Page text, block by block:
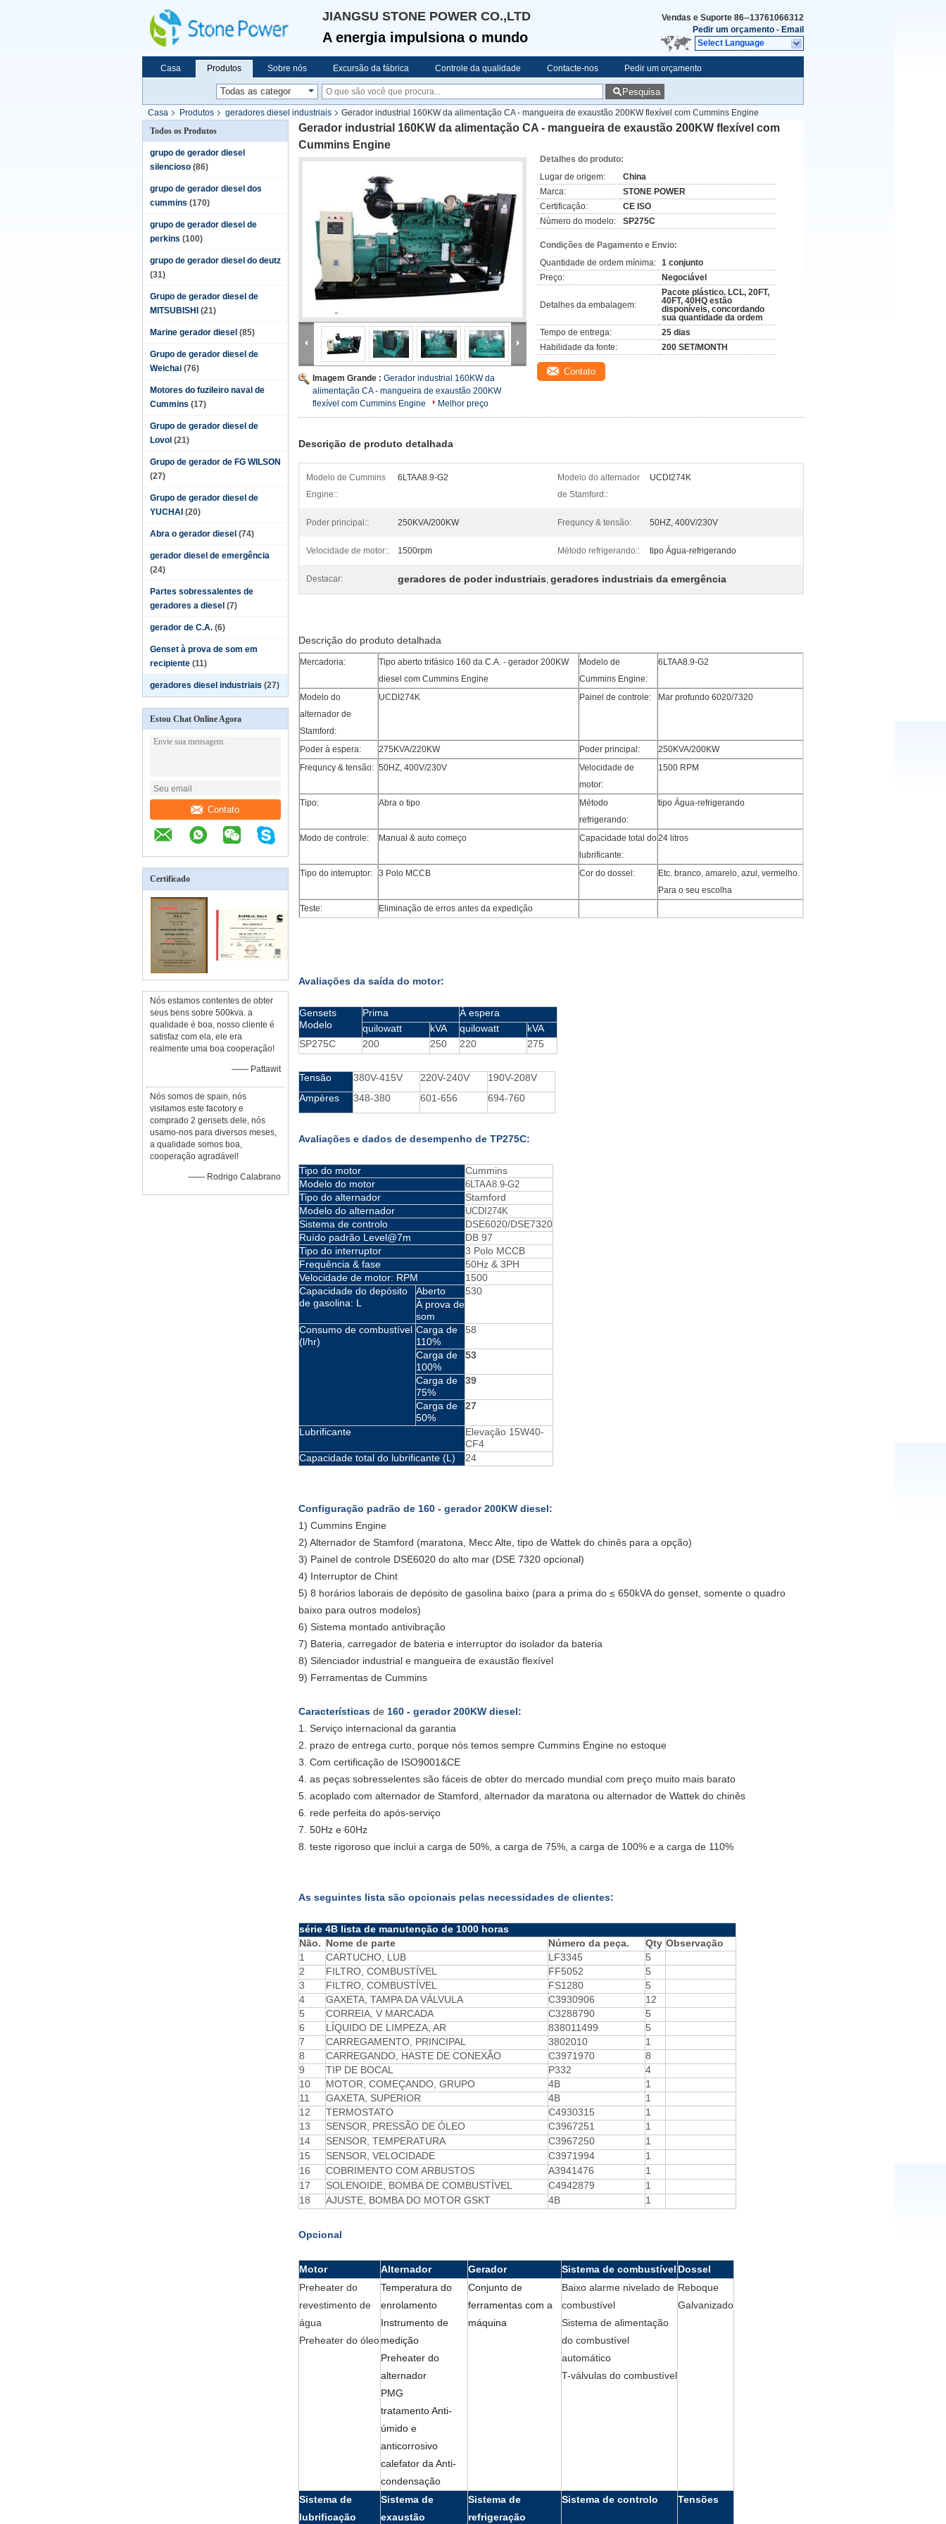
JIANGSU STONE POWER CO.,LTD
A energia impulsiona o mundo
Vendas e Suporte 86--13761066312
Pedir um orçamento - Email
Select Language
Casa Produtos Sobre nós Excursão da fábrica Controle da qualidade Contacte-nos Pedir um orçamento
Pesquisa
Casa Produtos geradores diesel industriais
Gerador industrial 160KW da alimentação CA - mangueira de exaustão 200KW flexível com Cummins Engine
Todos os Produtos
grupo de gerador diesel
silencioso (86)
grupo de gerador diesel dos
cummins (170)
grupo de gerador diesel de
perkins (100)
grupo de gerador diesel do deutz
(31)
Grupo de gerador diesel de
MITSUBISHI (21)
Marine gerador diesel (85)
Grupo de gerador diesel de
Weichai (76)
Motores do fuzileiro naval de
Cummins (17)
Grupo de gerador diesel de
Lovol (21)
Grupo de gerador de FG WILSON
(27)
Grupo de gerador diesel de
YUCHAI (20)
Abra o gerador diesel (74)
gerador diesel de emergência
(24)
Partes sobressalentes de
geradores a diesel (7)
gerador de C.A. (6)
Genset à prova de som em
recipiente (11)
geradores diesel industriais (27)
Estou Chat Online Agora
Contato
Certificado
Nós estamos contentes de obter
seus bens sobre 500kva. a
qualidade é boa, nosso cliente é
satisfaz com ela, ele era
realmente uma boa cooperação!
—— Pattawit
Nós somos de spain, nós
visitamos este facotory e
comprado 2 gensets dele, nós
usamo-nos para diversos meses,
a qualidade somos boa,
cooperação agradável!
—— Rodrigo Calabrano
Gerador industrial 160KW da alimentação CA - mangueira de exaustão 200KW flexível com
Cummins Engine
Imagem Grande : Gerador industrial 160KW da
alimentação CA - mangueira de exaustão 200KW
flexível com Cummins Engine
Melhor preço
Detalhes do produto:
Lugar de origem:
China
Marca:
STONE POWER
Certificação:
CE ISO
Número do modelo:
SP275C
Condições de Pagamento e Envio:
Quantidade de ordem mínima: 1 conjunto
Preço:
Negociável
Detalhes da embalagem:
Pacote plástico. LCL, 20FT,
40FT, 40HQ estão
disponíveis, concordando
sua quantidade da ordem
Tempo de entrega:
25 dias
Habilidade da fonte:
200 SET/MONTH
Contato
Descrição de produto detalhada
Modelo de Cummins
Engine::
6LTAA8.9-G2
Modelo do alternador
de Stamford::
UCDI274K
Poder principal:: 250KVA/200KW Frequncy & tensão: 50HZ, 400V/230V
Velocidade de motor:: 1500rpm Método refrigerando:: tipo Água-refrigerando
Destacar: geradores de poder industriais, geradores industriais da emergência
Descrição do produto detalhada
Mercadoria:
Tipo aberto trifásico 160 da C.A. - gerador 200KW
diesel com Cummins Engine
Modelo de
Cummins Engine:
6LTAA8.9-G2
Modelo do
alternador de
Stamford:
UCDI274K Painel de controle: Mar profundo 6020/7320
Poder à espera: 275KVA/220KW Poder principal:
250KVA/200KW
Frequncy & tensão: 50HZ, 400V/230V
Velocidade de
motor:
1500 RPM
Tipo: Abra o tipo
Método
refrigerando:
tipo Água-refrigerando
Modo de controle: Manual & auto começo
Capacidade total do
lubrificante:
24 litros
Tipo do interruptor: 3 Polo MCCB Cor do dossel:
Etc. branco, amarelo, azul, vermelho.
Para o seu escolha
Teste:
Eliminação de erros antes da expedição
Avaliações da saída do motor:
Gensets
Modelo
Prima
À espera
quilowatt
kVA quilowatt
kVA
SP275C
200 250 220 275
Tensão 380V-415V 220V-240V
190V-208V
Ampères
348-380 601-656 694-760
Avaliações e dados de desempenho de TP275C:
Tipo do motor
Cummins
Modelo do motor
6LTAA8.9-G2
Tipo do alternador
Stamford
Modelo do alternador
UCDI274K
Sistema de controlo
DSE6020/DSE7320
Ruído padrão Level@7m
DB 97
Tipo do interruptor
3 Polo MCCB
Frequência & fase
50Hz & 3PH
Velocidade de motor: RPM
1500
Capacidade do depósito
de gasolina: L
Aberto
530
À prova de
som
Consumo de combustível
(l/hr)
Carga de
110%
58
Carga de
100%
53
Carga de
75%
39
Carga de
50%
27
Lubrificante
Elevação 15W40-
CF4
Capacidade total do lubrificante (L)
24
Configuração padrão de 160 - gerador 200KW diesel:
1) Cummins Engine
2) Alternador de Stamford (maratona, Mecc Alte, tipo de Wattek do chinês para a opção)
3) Painel de controle DSE6020 do alto mar (DSE 7320 opcional)
4) Interruptor de Chint
5) 8 horários laborais de depósito de gasolina baixo (para a prima do ≤ 650kVA do genset, somente o quadro
baixo para outros modelos)
6) Sistema montado antivibração
7) Bateria, carregador de bateria e interruptor do isolador da bateria
8) Silenciador industrial e mangueira de exaustão flexível
9) Ferramentas de Cummins
Características de 160 - gerador 200KW diesel:
1. Serviço internacional da garantia
2. prazo de entrega curto, porque nós temos sempre Cummins Engine no estoque
3. Com certificação de ISO9001&CE
4. as peças sobresselentes são fáceis de obter do mercado mundial com preço muito mais barato
5. acoplado com alternador de Stamford, alternador da maratona ou alternador de Wattek do chinês
6. rede perfeita do após-serviço
7. 50Hz e 60Hz
8. teste rigoroso que inclui a carga de 50%, a carga de 75%, a carga de 100% e a carga de 110%
As seguintes lista são opcionais pelas necessidades de clientes:
série 4B lista de manutenção de 1000 horas
Não. Nome de parte Número da peça. Qty Observação
1
CARTUCHO, LUB LF3345
5
2
FILTRO, COMBUSTÍVEL FF5052
5
3
FILTRO, COMBUSTÍVEL FS1280
5
4
GAXETA, TAMPA DA VÁLVULA C3930906
12
5
CORREIA, V MARCADA C3288790
5
6
LÍQUIDO DE LIMPEZA, AR 838011499
5
7
CARREGAMENTO, PRINCIPAL 3802010
1
8
CARREGANDO, HASTE DE CONEXÃO C3971970
8
9
TIP DE BOCAL P332
4
10
MOTOR, COMEÇANDO, GRUPO 4B
1
11
GAXETA, SUPERIOR 4B
1
12
TERMOSTATO C4930315
1
13
SENSOR, PRESSÃO DE ÓLEO C3967251
1
14
SENSOR, TEMPERATURA C3967250
1
15
SENSOR, VELOCIDADE C3971994
1
16
COBRIMENTO COM ARBUSTOS A3941476
1
17
SOLENOIDE, BOMBA DE COMBUSTÍVEL C4942879
1
18
AJUSTE, BOMBA DO MOTOR GSKT 4B 1
Opcional
Motor Alternador Gerador Sistema de combustível Dossel
Preheater do
revestimento de
água
Preheater do óleo
Temperatura do
enrolamento
Instrumento de
medição
Preheater do
alternador
PMG
tratamento Anti-
úmido e
anticorrosivo
calefator da Anti-
condensação
Conjunto de
ferramentas com a
máquina
Baixo alarme nivelado de
combustível
Sistema de alimentação
do combustível
automático
T-válvulas do combustível
Reboque
Galvanizado
Sistema de
lubrificação
Sistema de
exaustão
Sistema de
refrigeração
Sistema de controlo Tensões